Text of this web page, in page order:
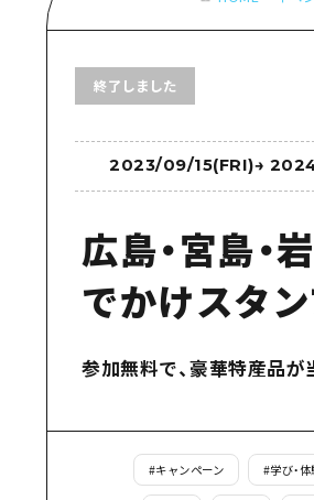
終了しました
2023/09/15(FRI)→
広島・宮島・
でかけスタ
参加無料で、豪華特産品が
#キャンペーン #学び・